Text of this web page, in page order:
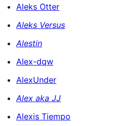
Aleks Otter
Aleks Versus
Alestin
Alex-dqw
AlexUnder
Alex aka JJ
Alexis Tiempo